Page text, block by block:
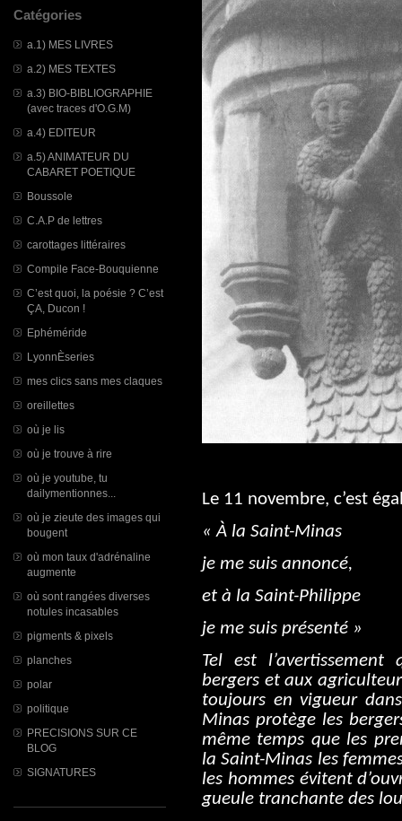
Catégories
a.1) MES LIVRES
a.2) MES TEXTES
a.3) BIO-BIBLIOGRAPHIE
(avec traces d'O.G.M)
a.4) EDITEUR
a.5) ANIMATEUR DU
CABARET POETIQUE
Boussole
C.A.P de lettres
carottages littéraires
Compile Face-Bouquienne
C’est quoi, la poésie ? C’est
ÇA, Ducon !
Ephéméride
LyonnÈseries
mes clics sans mes claques
oreillettes
où je lis
où je trouve à rire
où je youtube, tu
dailymentionnes...
où je zieute des images qui
bougent
où mon taux d'adrénaline
augmente
où sont rangées diverses
notules incasables
pigments & pixels
planches
polar
politique
PRECISIONS SUR CE
BLOG
SIGNATURES
Le 11 novembre, c’est
« À la Saint-Minas
je me suis annoncé,
et à la Saint-Philippe
je me suis présenté »
Tel est l’avertissement
bergers et aux
toujours en vigueur
Minas protège les
même temps que les
la Saint-Minas les
les hommes évitent
gueule tranchante des